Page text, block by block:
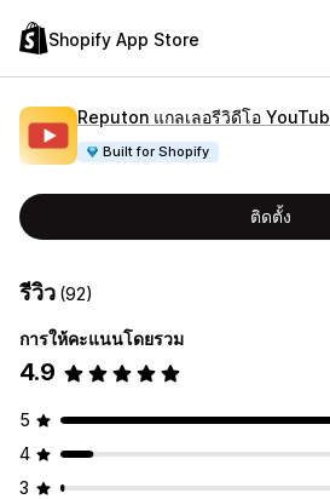
Shopify App Store
Reputon แกลเลอรีวิดีโอ
Built for Shopify
ติดตั้ง
รีวิว (92)
การให้คะแนนโดยรวม
4.9
5
4
3